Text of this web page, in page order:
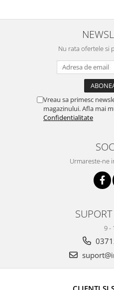
Nu rata ofertele si
Vreau sa primesc
magazinului. Afla mai
Confidentialitate
Urmareste-ne
9 -